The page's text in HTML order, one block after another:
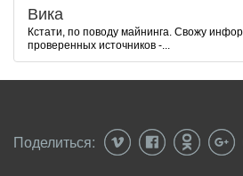
Вика
Кстати, по поводу майнинга. Свожу
проверенных источников -...
Поделиться: